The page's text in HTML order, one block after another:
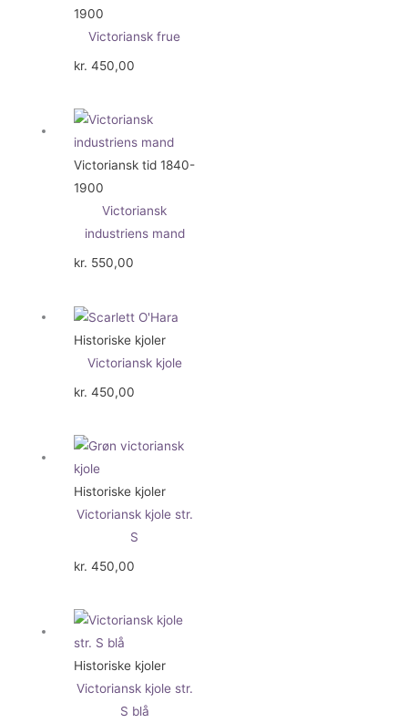
1900
Victoriansk frue
kr. 450,00
Victoriansk tid 1840-
1900
Victoriansk
industriens mand
kr. 550,00
Historiske kjoler
Victoriansk kjole
kr. 450,00
Historiske kjoler
Victoriansk kjole str.
S
kr. 450,00
Historiske kjoler
Victoriansk kjole str.
S blå